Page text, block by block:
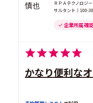
ＲＰＡテクノロジ
サルタント｜100-
企業所属 確
かなり便利な